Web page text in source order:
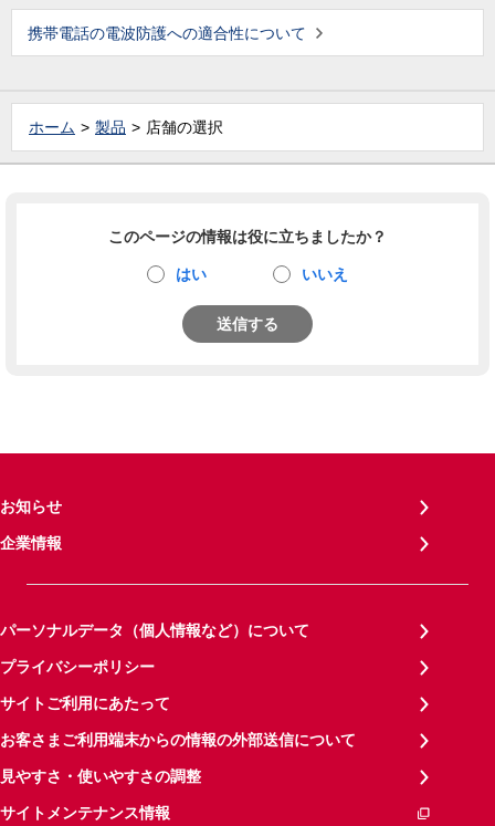
携帯電話の電波防護への適合性について
ホーム 製品 店舗の選択
このページの情報は役に立ちましたか？
はい いいえ
送信する
お知らせ
企業情報
パーソナルデータ（個人情報など）について
プライバシーポリシー
サイトご利用にあたって
お客さまご利用端末からの情報の外部送信について
見やすさ・使いやすさの調整
サイトメンテナンス情報